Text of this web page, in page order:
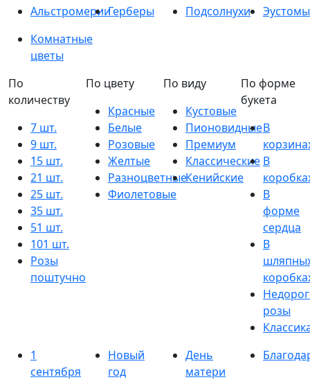
АльстромерииГерберы Подсолнухи
Эустомы
Комнатные
цветы
По
количеству
7 шт.
9 шт.
15 шт.
21 шт.
25 шт.
35 шт.
51 шт.
101 шт.
Розы
поштучно
По цвету
Красные
Белые
Розовые
Желтые
Разноцветные
Фиолетовые
По виду
Кустовые
Пионовидные
Премиум
Классические
Кенийские
По форме
букета
В
В
В
форме
сердца
В
розы
1
сентября
Новый
год
День
матери